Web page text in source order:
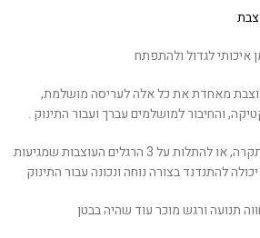
איכותי לגדול ולהתפתח
מאחדת את כל אלה לעריסה מושלמת,
והחיבור למושלמים עברך ועבור התינוק .
העריסה יכולה להתלות מהתקרה, או להתלות על 3 הרגלים העוצבות שמגיעות
להתנדנד בצורה נוחה ונכונה עבור התינוק
תנועה ורגש מוכר עוד שהיה בבטן